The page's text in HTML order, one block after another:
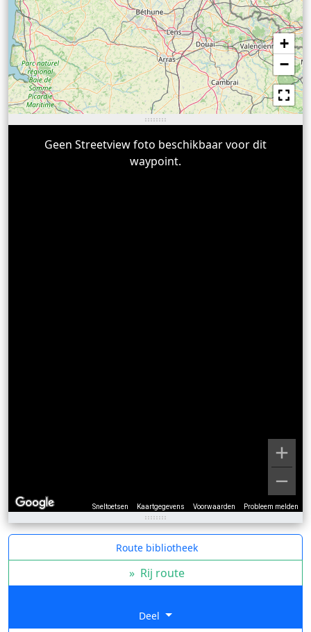
+
−
Sneltoetsen Kaartgegevens Voorwaarden Probleem melden
Geen Streetview foto beschikbaar voor dit
waypoint.
Route bibliotheek
» Rij route
Deel